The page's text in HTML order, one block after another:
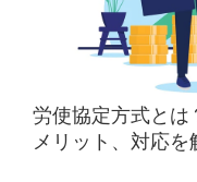
労使協定方式とは
メリット、対応を